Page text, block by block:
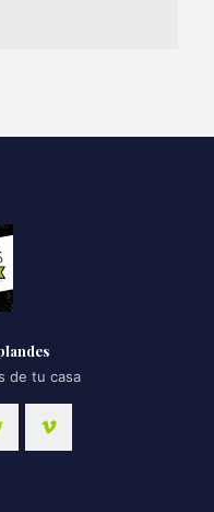
de tu casa